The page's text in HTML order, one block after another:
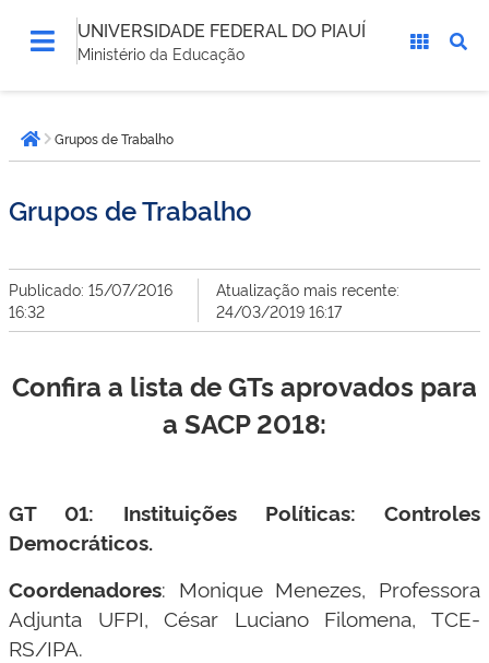
UNIVERSIDADE FEDERAL DO PIAUÍ
Ministério da Educação
está
aqui:Página inicial
Grupos de Trabalho
Grupos de Trabalho
Publicado: 15/07/2016
16:32
Atualização mais recente:
24/03/2019 16:17
Confira a lista de GTs aprovados para
a SACP 2018:
GT 01: Instituições Políticas: Controles
Democráticos.
Coordenadores: Monique Menezes, Professora
Adjunta UFPI, César Luciano Filomena, TCE-
RS/IPA.